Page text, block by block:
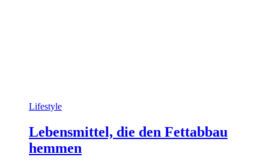
Lifestyle
Lebensmittel, die den Fettabbau
hemmen